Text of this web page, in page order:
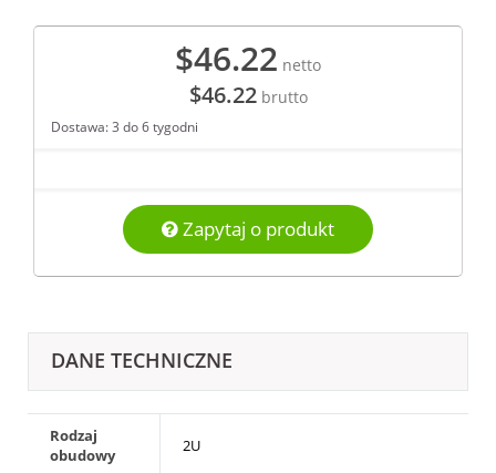
$46.22 netto
$46.22brutto
Dostawa: 3 do 6 tygodni
Zapytaj o produkt
DANE TECHNICZNE
Rodzaj
obudowy
2U